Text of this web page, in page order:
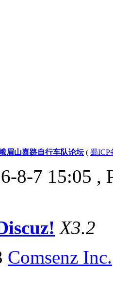
眉山喜路自行车队论坛( 蜀ICP
8-7 15:05 ,
X3.2
Comsenz Inc.